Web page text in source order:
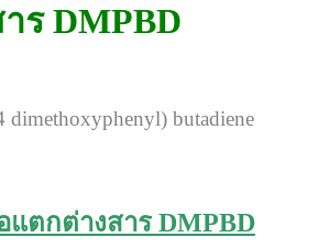
ร DMPBD
butadiene
แตกต่างสาร DMPBD